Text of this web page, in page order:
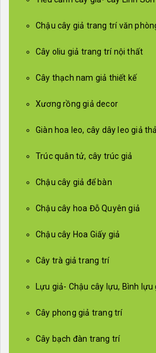
Chậu cây giả trang trí văn
Cây oliu giả trang trí nội thất
Cây thạch nam giả thiết kế
Xương rồng giả decor
Giàn hoa leo, cây dây leo giả
Trúc quân tử, cây trúc giả
Chậu cây giả để bàn
Chậu cây hoa Đỗ Quyên giả
Chậu cây Hoa Giấy giả
Cây trà giả trang trí
Lựu giả- Chậu cây lựu, Bình
Cây phong giả trang trí
Cây bạch đàn trang trí